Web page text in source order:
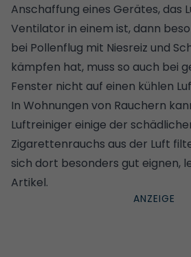
Anschaffung eines Gerätes, das
Ventilator in einem ist, dann
bei Pollenflug mit Niesreiz und
kämpfen hat, muss so auch bei
Fenster nicht auf einen kühlen
In Wohnungen von Rauchern
Luftreiniger einige der
Zigarettenrauchs aus der Luft
sich dort besonders gut eignen,
Artikel.